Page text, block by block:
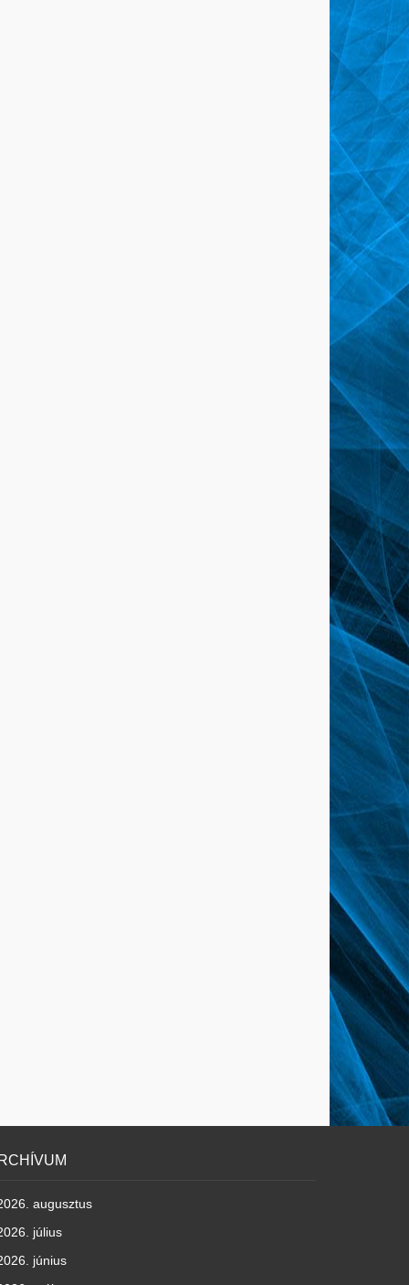
augusztus
július
június